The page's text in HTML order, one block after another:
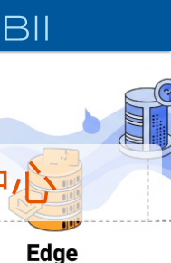
心